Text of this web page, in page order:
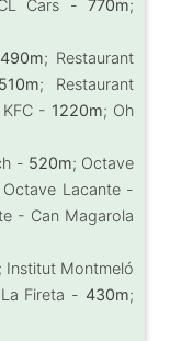
Cars -770m;
490m; Restaurant
510m; Restaurant
KFC - 1220m; Oh
- 520m; Octave
Octave Lacante -
- Can Magarola
; Institut Montmeló
La Fireta -430m;